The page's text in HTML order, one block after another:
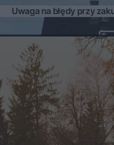
Uwaga na błędy przy